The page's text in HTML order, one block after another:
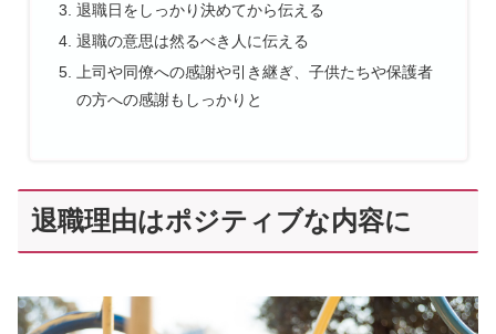
退職日をしっかり決めてから伝える
退職の意思は然るべき人に伝える
上司や同僚への感謝や引き継ぎ、子供たちや保護者
の方への感謝もしっかりと
退職理由はポジティブな内容に